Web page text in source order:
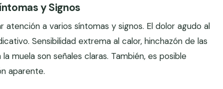
y Signos
a varios síntomas y signos. El dolor agudo al
Sensibilidad extrema al calor, hinchazón de las
muela son señales claras. También, es posible
aparente.